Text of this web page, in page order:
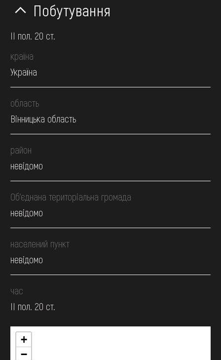
Побутування
II пол. 20 ст.
країна
Україна
область
Вінницька область
район
невідомо
Об’єднана територіальна громада
невідомо
населений пункт
невідомо
час
II пол. 20 ст.
+
−